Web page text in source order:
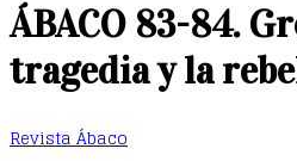
ÁBACO 83-84.
tragedia y la
Revista Ábaco